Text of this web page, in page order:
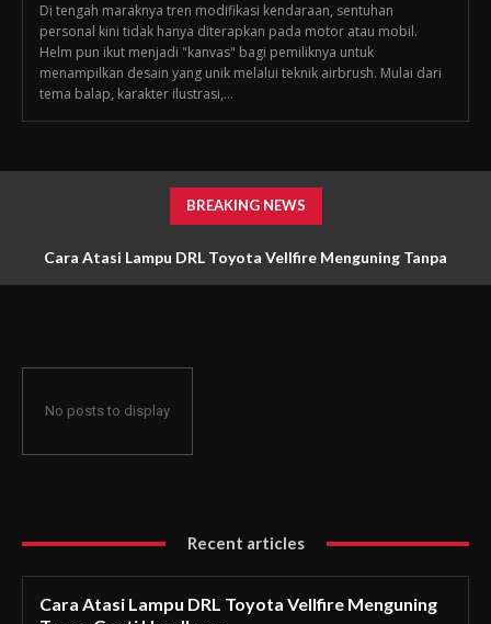
Di tengah maraknya tren modifikasi kendaraan, sentuhan
personal kini tidak hanya diterapkan pada motor atau mobil.
Helm pun ikut menjadi "kanvas" bagi pemiliknya untuk
menampilkan desain yang unik melalui teknik airbrush. Mulai dari
tema balap, karakter ilustrasi,...
BREAKING NEWS
Cara Atasi Lampu DRL Toyota Vellfire Menguning Tanpa
No posts to display
Recent articles
Cara Atasi Lampu DRL Toyota Vellfire Menguning